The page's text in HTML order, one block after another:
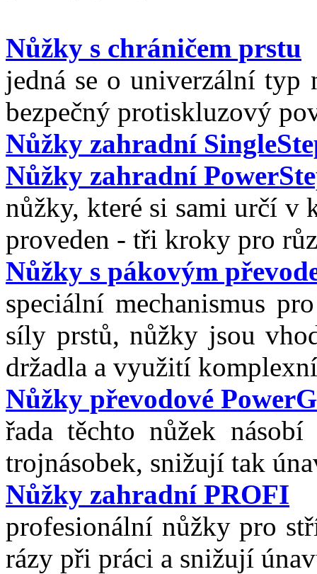
Nůžky s chráničem prstu
jedná se o univerzální typ
bezpečný protiskluzový
Nůžky zahradní
Nůžky zahradní
nůžky, které si sami určí v
proveden - tři kroky pro
Nůžky s pákovým
speciální mechanismus
síly prstů, nůžky jsou
držadla a využití
Nůžky převodové
řada těchto nůžek
trojnásobek, snižují tak
Nůžky zahradní PROFI
profesionální nůžky pro
rázy při práci a snižují